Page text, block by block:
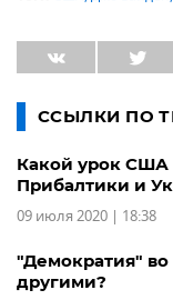
ССЫЛКИ ПО
Какой урок США
Прибалтики и
09 июля 2020 | 18:38
"Демократия" во
другими?